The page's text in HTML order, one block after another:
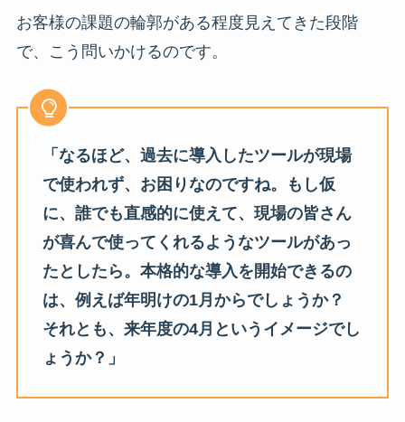
お客様の課題の輪郭がある程度見えてきた段階
で、こう問いかけるのです。
「なるほど、過去に導入したツールが現場
で使われず、お困りなのですね。もし仮
に、誰でも直感的に使えて、現場の皆さん
が喜んで使ってくれるようなツールがあっ
たとしたら。本格的な導入を開始できるの
は、例えば年明けの1月からでしょうか？
それとも、来年度の4月というイメージでし
ょうか？」